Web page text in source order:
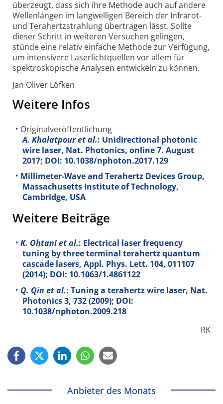
über­zeugt, dass sich ihre Methode auch auf andere
Wellen­längen im lang­welligen Bereich der Infra­rot-
und Tera­hertz­strahlung über­tragen lässt. Sollte
dieser Schritt in weiteren Ver­suchen gelingen,
stünde eine relativ einfache Methode zur Ver­fügung,
um inten­sivere Laser­licht­quellen vor allem für
spektro­sko­pische Analysen ent­wickeln zu können.
Jan Oliver Löfken
Weitere Infos
Originalveröffentlichung
A. Khalatpour et al.: Unidirectional photonic
wire laser, Nat. Photonics, online 7. August
2017; DOI: 10.1038/nphoton.2017.129
Millimeter-Wave and Terahertz Devices Group,
Massachusetts Institute of Technology,
Cambridge, USA
Weitere Beiträge
K. Ohtani et al.: Electrical laser frequency
tuning by three terminal terahertz quantum
cascade lasers, Appl. Phys. Lett. 104, 011107
(2014); DOI: 10.1063/1.4861122
Q. Qin et al.: Tuning a terahertz wire laser, Nat.
Photonics3, 732 (2009); DOI:
10.1038/nphoton.2009.218
RK
Anbieter des Monats